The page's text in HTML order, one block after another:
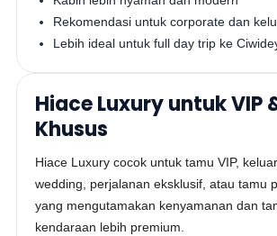
Rekomendasi untuk corporate dan
Lebih ideal untuk full day trip ke
Hiace Luxury untuk VIP
Khusus
Hiace Luxury cocok untuk tamu VIP,
wedding, perjalanan eksklusif, atau tamu
yang mengutamakan kenyamanan dan
kendaraan lebih premium.